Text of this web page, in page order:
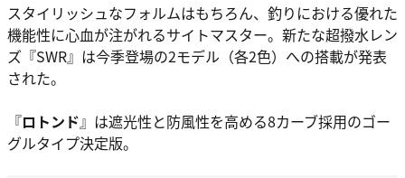
スタイリッシュなフォルムはもちろん、釣りにおける優れた
機能性に心血が注がれるサイトマスター。新たな超撥水レン
ズ『SWR』は今季登場の2モデル（各2色）への搭載が発表
された。
『ロトンド』は遮光性と防風性を高める8カーブ採用のゴー
グルタイプ決定版。